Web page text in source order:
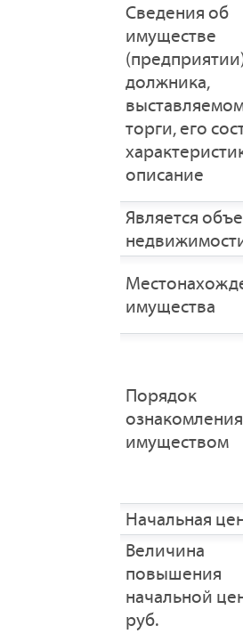
Cведения об
имуществе
должника,
торги, его
описание
Является
имущества
Порядок
имуществом
Начальная
Величина
повышения
начальной
руб.